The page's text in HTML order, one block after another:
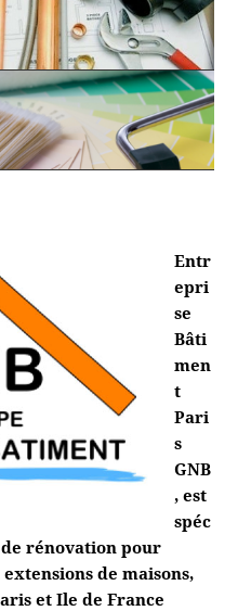
Entr
epri
se
Bâti
men
t
Pari
s
GNB
, est
spéc
rénovation pour
de maisons,
et Ile de France